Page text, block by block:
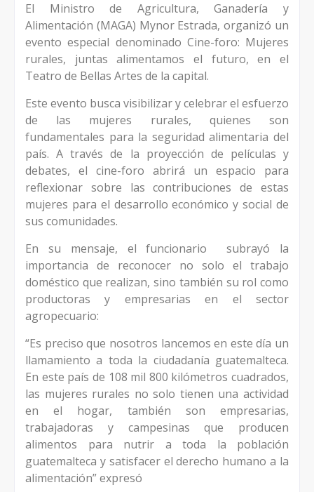
El Ministro de Agricultura, Ganadería y
Alimentación (MAGA) Mynor Estrada, organizó un
evento especial denominado Cine-foro: Mujeres
rurales, juntas alimentamos el futuro, en el
Teatro de Bellas Artes de la capital.
Este evento busca visibilizar y celebrar el esfuerzo
de las mujeres rurales, quienes son
fundamentales para la seguridad alimentaria del
país. A través de la proyección de películas y
debates, el cine-foro abrirá un espacio para
reflexionar sobre las contribuciones de estas
mujeres para el desarrollo económico y social de
sus comunidades.
En su mensaje, el funcionario
subrayó la
importancia de reconocer no solo el trabajo
doméstico que realizan, sino también su rol como
productoras y empresarias en el sector
agropecuario:
“Es preciso que nosotros lancemos en este día un
llamamiento a toda la ciudadanía guatemalteca.
En este país de 108 mil 800 kilómetros cuadrados,
las mujeres rurales no solo tienen una actividad
en el hogar, también son empresarias,
trabajadoras y campesinas que producen
alimentos para nutrir a toda la población
guatemalteca y satisfacer el derecho humano a la
alimentación” expresó